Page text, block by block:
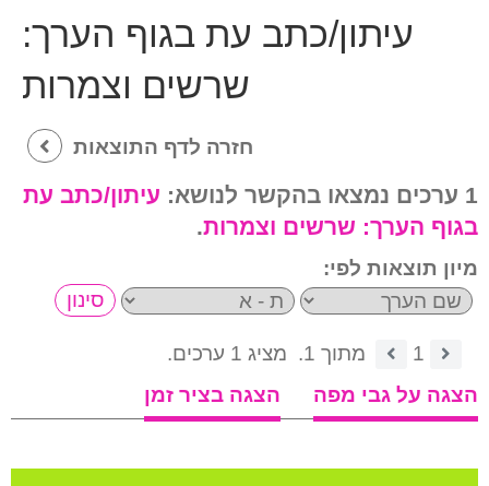
עיתון/כתב עת בגוף הערך:
שרשים וצמרות
חזרה לדף התוצאות
1 ערכים נמצאו בהקשר לנושא:
עיתון/כתב עת
בגוף הערך: שרשים וצמרות.
מיון תוצאות לפי:
1 מתוך 1.
מציג 1 ערכים.
הצגה על גבי מפה
הצגה בציר זמן